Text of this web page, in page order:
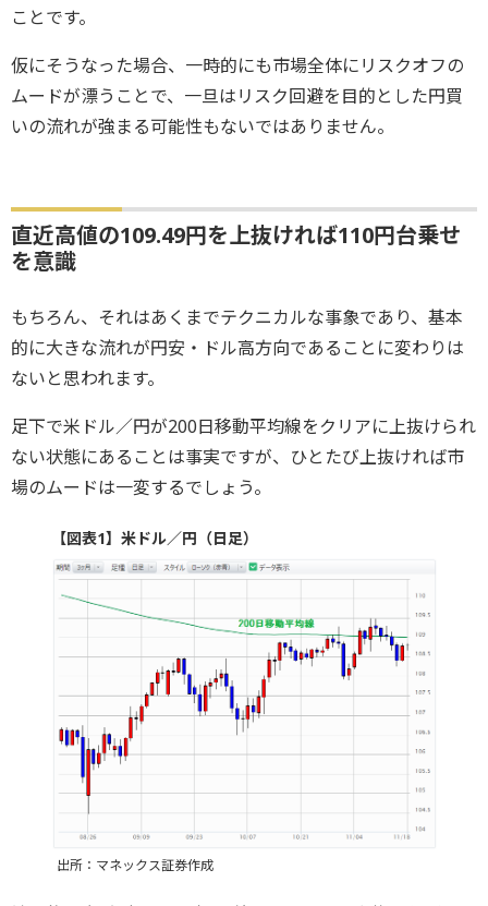
ことです。
仮にそうなった場合、一時的にも市場全体にリスクオフの
ムードが漂うことで、一旦はリスク回避を目的とした円買
いの流れが強まる可能性もないではありません。
直近高値の109.49円を上抜ければ110円台乗せ
を意識
もちろん、それはあくまでテクニカルな事象であり、基本
的に大きな流れが円安・ドル高方向であることに変わりは
ないと思われます。
足下で米ドル／円が200日移動平均線をクリアに上抜けられ
ない状態にあることは事実ですが、ひとたび上抜ければ市
場のムードは一変するでしょう。
【図表1】米ドル／円（日足）
出所：マネックス証券作成